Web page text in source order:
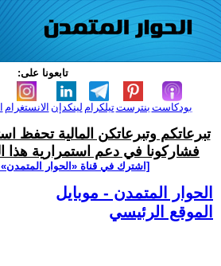
تابعونا على:
الانستغرام لينكدإن تيلكرامبنترست بودكاست
تبرعاتكم وتبرعاتكن المالية تحفظ
فشاركونا في دعم استمرارية هذا
[اشترك في قناة ‫«الحوار
الحوار المتمدن - موبايل
الموقع الرئيسي